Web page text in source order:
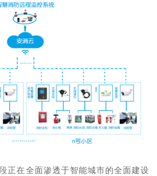
正在全面渗透于智能城市的全面建设